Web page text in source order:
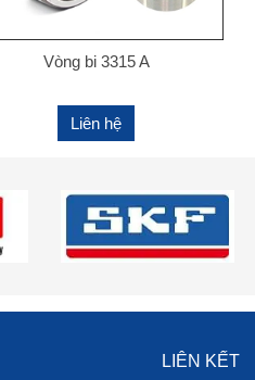
Vòng bi 3315 A
Liên hệ
LIÊN KẾT